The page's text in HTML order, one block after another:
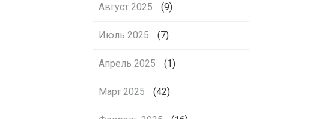
Август 2025 (9)
Июль 2025 (7)
Апрель 2025 (1)
Март 2025 (42)